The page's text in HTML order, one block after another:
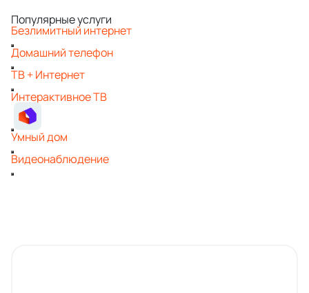
Популярные услуги
Безлимитный интернет
Домашний телефон
ТВ + Интернет
Интерактивное ТВ
Умный дом
Видеонаблюдение